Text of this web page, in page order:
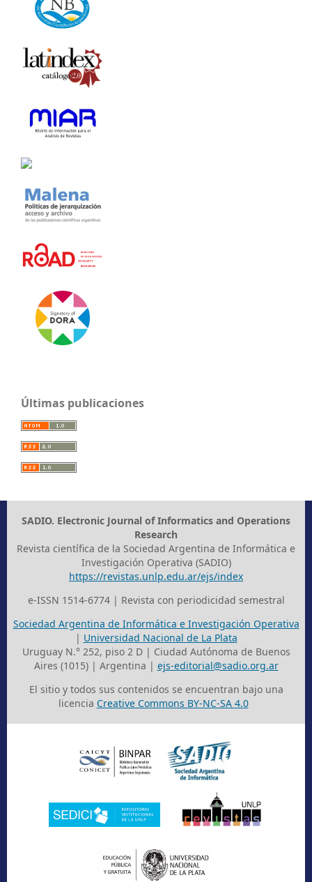
Últimas publicaciones
SADIO. Electronic Journal of Informatics and Operations
Research
Revista científica de la Sociedad Argentina de Informática e
Investigación Operativa (SADIO)
https://revistas.unlp.edu.ar/ejs/index
e-ISSN 1514-6774 | Revista con periodicidad semestral
Sociedad Argentina de Informática e Investigación Operativa
| Universidad Nacional de La Plata
Uruguay N.° 252, piso 2 D | Ciudad Autónoma de Buenos
Aires (1015) | Argentina | ejs-editorial@sadio.org.ar
El sitio y todos sus contenidos se encuentran bajo una
licencia Creative Commons BY-NC-SA 4.0